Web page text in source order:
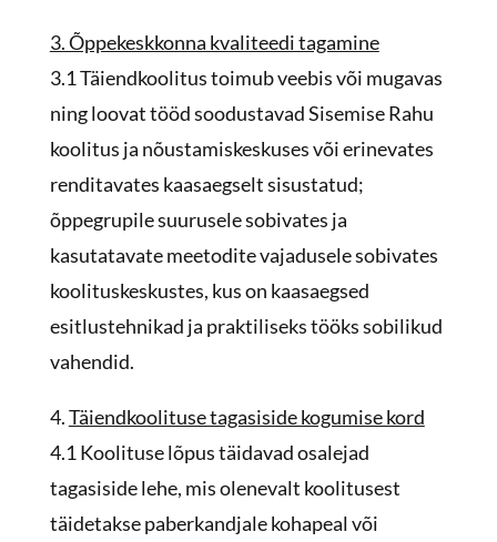
3. Õppekeskkonna kvaliteedi tagamine
3.1 Täiendkoolitus toimub veebis või mugavas
ning loovat tööd soodustavad Sisemise Rahu
koolitus ja nõustamiskeskuses või erinevates
renditavates kaasaegselt sisustatud;
õppegrupile suurusele sobivates ja
kasutatavate meetodite vajadusele sobivates
koolituskeskustes, kus on kaasaegsed
esitlustehnikad ja praktiliseks tööks sobilikud
vahendid.
4.Täiendkoolituse tagasiside kogumise kord
4.1 Koolituse lõpus täidavad osalejad
tagasiside lehe, mis olenevalt koolitusest
täidetakse paberkandjale kohapeal või